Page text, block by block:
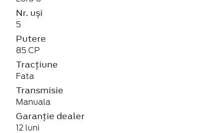
Nr. uși
5
Putere
85 CP
Tracțiune
Fata
Transmisie
Manuala
Garanție dealer
12 luni